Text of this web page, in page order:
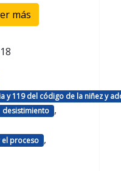
más
y 119 del código de la niñez y
desistimiento ,
proceso ,